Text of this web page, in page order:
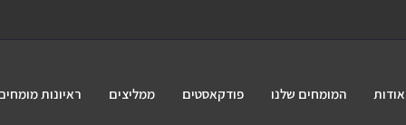
אודות המומחים שלנו פודקאסטים ממליצים ראיונות